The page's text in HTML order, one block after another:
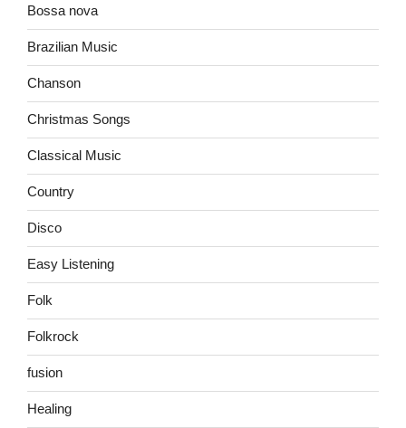
Bossa nova
Brazilian Music
Chanson
Christmas Songs
Classical Music
Country
Disco
Easy Listening
Folk
Folkrock
fusion
Healing